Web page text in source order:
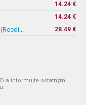
14.24 €
14.24 €
Deťom 1 - Ľudové piesne pre najmenších (Reedícia)
28.49 €
a informujte ostatným